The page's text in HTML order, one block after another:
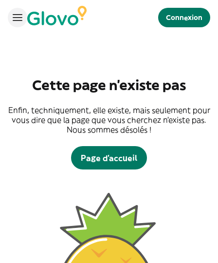
Connexion
Cette page n'existe pas
Enfin, techniquement, elle existe, mais seulement pour
vous dire que la page que vous cherchez n'existe pas.
Nous sommes désolés !
Page d'accueil